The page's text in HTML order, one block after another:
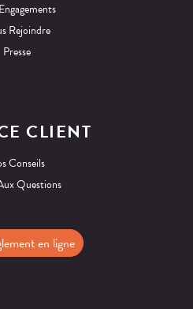
Rejoindre
Presse
CLIENT
Conseils
Questions
en ligne